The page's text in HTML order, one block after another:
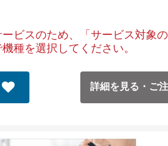
ビスのため、「サービス対象
種を選択してください。
詳細を見る・ご